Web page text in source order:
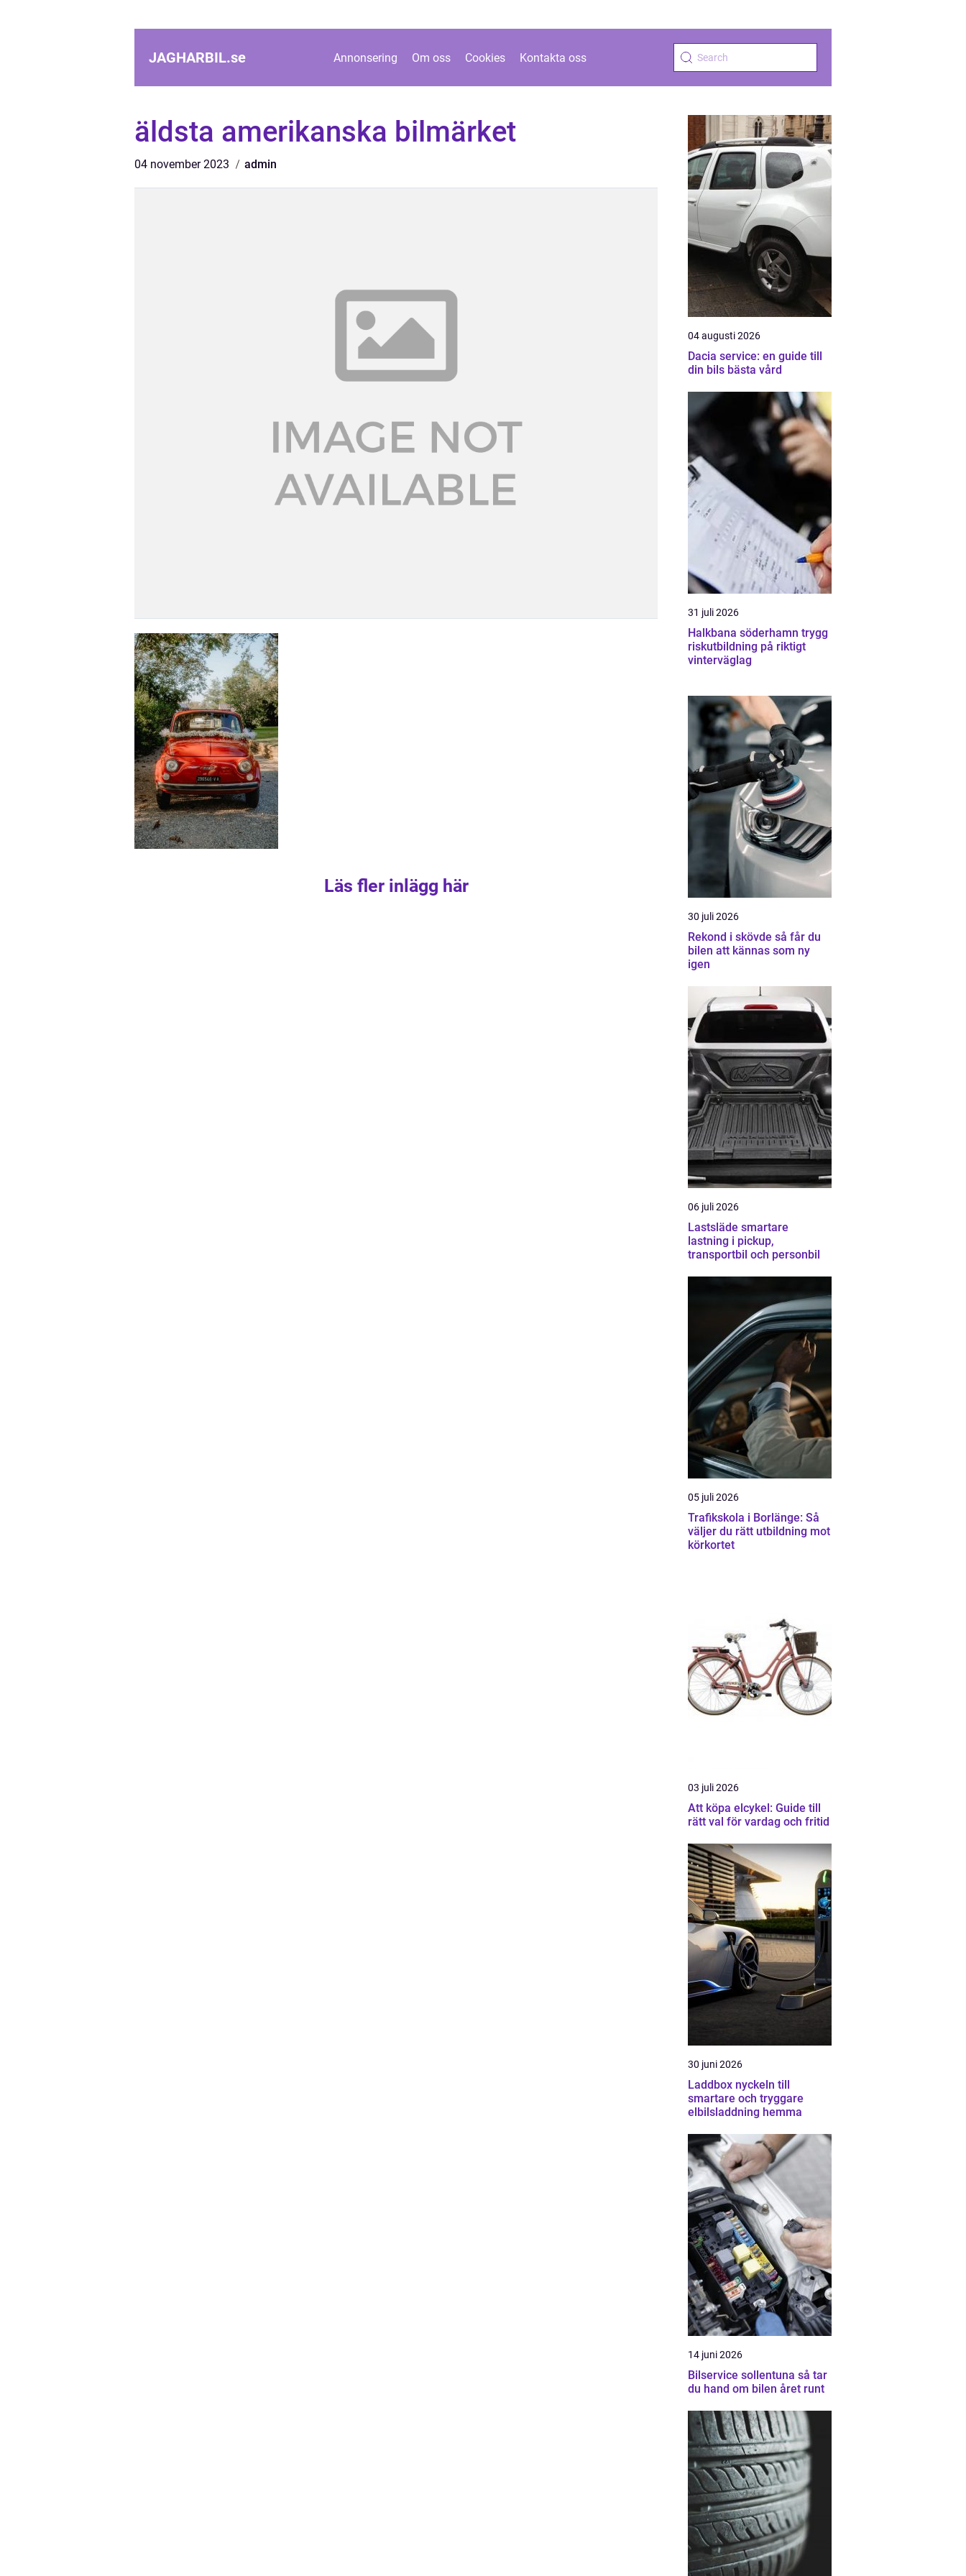
JAGHARBIL.se Annonsering Om oss Cookies Kontakta oss
äldsta amerikanska bilmärket
04 november 2023 admin
Läs fler inlägg här
04 augusti 2026
Dacia service: en guide till
din bils bästa vård
31 juli 2026
Halkbana söderhamn trygg
riskutbildning på riktigt
vinterväglag
30 juli 2026
Rekond i skövde så får du
bilen att kännas som ny
igen
06 juli 2026
Lastsläde smartare
lastning i pickup,
transportbil och personbil
05 juli 2026
Trafikskola i Borlänge: Så
väljer du rätt utbildning mot
körkortet
03 juli 2026
Att köpa elcykel: Guide till
rätt val för vardag och fritid
30 juni 2026
Laddbox nyckeln till
smartare och tryggare
elbilsladdning hemma
14 juni 2026
Bilservice sollentuna så tar
du hand om bilen året runt